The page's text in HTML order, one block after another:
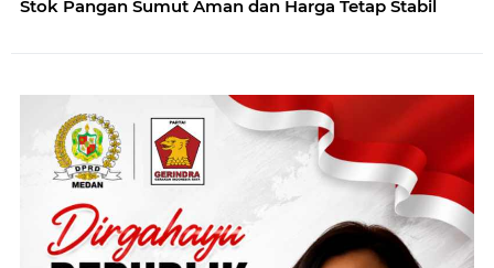
Stok Pangan Sumut Aman dan Harga Tetap Stabil